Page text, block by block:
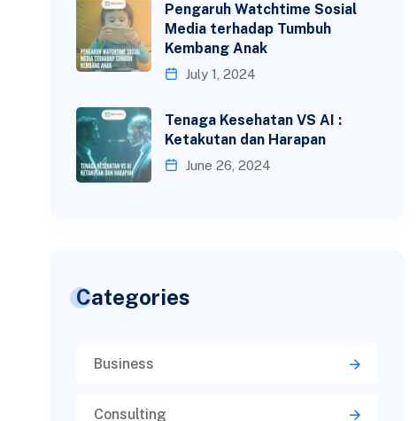
Pengaruh Watchtime Sosial
Media terhadap Tumbuh
Kembang Anak
July 1, 2024
Tenaga Kesehatan VS AI :
Ketakutan dan Harapan
June 26, 2024
Categories
Business
Consulting